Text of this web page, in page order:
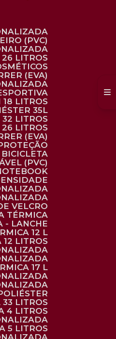
(PVC)
26 LITROS
(EVA)
18 LITROS
35L
32 LITROS
26 LITROS
(EVA)
BICICLETA
(PVC)
VELCRO
TÉRMICA
- LANCHE
12 L
12 LITROS
17 L
33 LITROS
4 LITROS
5 LITROS